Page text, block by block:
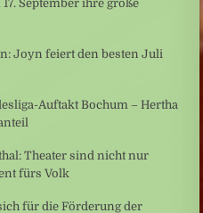
September ihre große
Joyn feiert den besten Juli
Auftakt Bochum – Hertha
Theater sind nicht nur
fürs Volk
für die Förderung der